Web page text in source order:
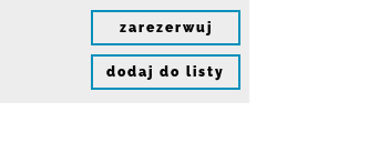
zarezerwuj
dodaj do listy